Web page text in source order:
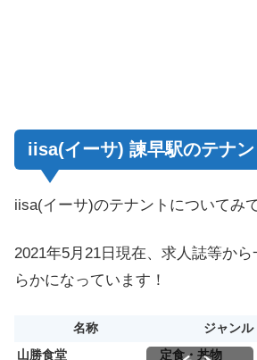
iisa(イーサ) 諫早駅のテナン
iisa(イーサ)のテナントについてみ
2021年5月21日現在、求人誌等か
らかになっています！
名称 ジャンル
山勝食堂
定食・丼物